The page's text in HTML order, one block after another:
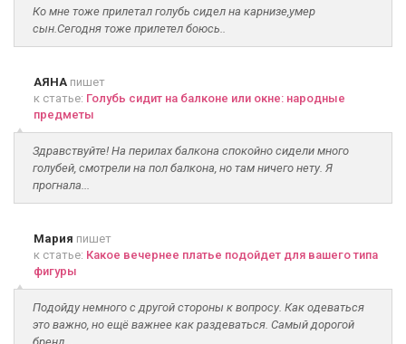
Ко мне тоже прилетал голубь сидел на карнизе,умер
сын.Сегодня тоже прилетел боюсь..
АЯНА пишет
к статье: Голубь сидит на балконе или окне: народные
предметы
Здравствуйте! На перилах балкона спокойно сидели много
голубей, смотрели на пол балкона, но там ничего нету. Я
прогнала...
Мария пишет
к статье: Какое вечернее платье подойдет для вашего типа
фигуры
Подойду немного с другой стороны к вопросу. Как одеваться
это важно, но ещё важнее как раздеваться. Самый дорогой